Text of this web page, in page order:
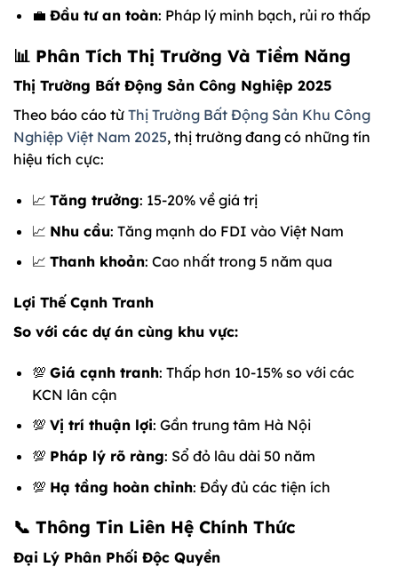
💼 Đầu tư an toàn: Pháp lý minh bạch, rủi ro thấp
📊 Phân Tích Thị Trường Và Tiềm Năng
Thị Trường Bất Động Sản Công Nghiệp 2025
Theo báo cáo từ Thị Trường Bất Động Sản Khu Công
Nghiệp Việt Nam 2025, thị trường đang có những tín
hiệu tích cực:
📈 Tăng trưởng: 15-20% về giá trị
📈 Nhu cầu: Tăng mạnh do FDI vào Việt Nam
📈 Thanh khoản: Cao nhất trong 5 năm qua
Lợi Thế Cạnh Tranh
So với các dự án cùng khu vực:
💯 Giá cạnh tranh: Thấp hơn 10-15% so với các
KCN lân cận
💯 Vị trí thuận lợi: Gần trung tâm Hà Nội
💯 Pháp lý rõ ràng: Sổ đỏ lâu dài 50 năm
💯 Hạ tầng hoàn chỉnh: Đầy đủ các tiện ích
📞 Thông Tin Liên Hệ Chính Thức
Đại Lý Phân Phối Độc Quyền